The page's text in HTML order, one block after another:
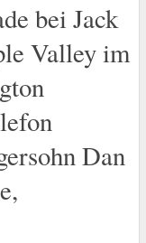
bei Jack
Valley im
Dan